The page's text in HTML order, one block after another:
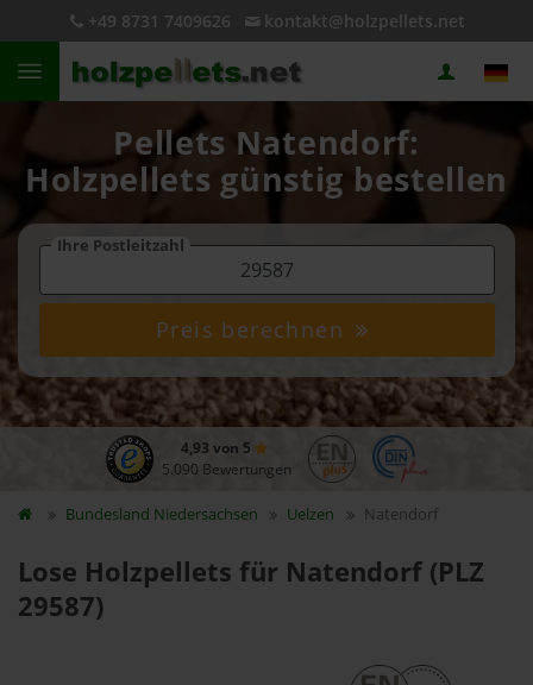
+49 8731 7409626 kontakt@holzpellets.net
Pellets Natendorf:
Holzpellets günstig bestellen
Ihre Postleitzahl
Preis berechnen
4,93 von 5
5.090 Bewertungen
Bundesland Niedersachsen Uelzen Natendorf
Lose Holzpellets für Natendorf (PLZ
29587)